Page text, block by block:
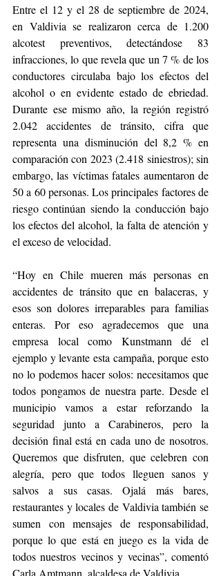
Entre el 12 y el 28 de septiembre de 2024,
en Valdivia se realizaron cerca de 1.200
alcotest preventivos, detectándose 83
infracciones, lo que revela que un 7 % de los
conductores circulaba bajo los efectos del
alcohol o en evidente estado de ebriedad.
Durante ese mismo año, la región registró
2.042 accidentes de tránsito, cifra que
representa una disminución del 8,2 % en
comparación con 2023 (2.418 siniestros); sin
embargo, las víctimas fatales aumentaron de
50 a 60 personas. Los principales factores de
riesgo continúan siendo la conducción bajo
los efectos del alcohol, la falta de atención y
el exceso de velocidad.
“Hoy en Chile mueren más personas en
accidentes de tránsito que en balaceras, y
esos son dolores irreparables para familias
enteras. Por eso agradecemos que una
empresa local como Kunstmann dé el
ejemplo y levante esta campaña, porque esto
no lo podemos hacer solos: necesitamos que
todos pongamos de nuestra parte. Desde el
municipio vamos a estar reforzando la
seguridad junto a Carabineros, pero la
decisión final está en cada uno de nosotros.
Queremos que disfruten, que celebren con
alegría, pero que todos lleguen sanos y
salvos a sus casas. Ojalá más bares,
restaurantes y locales de Valdivia también se
sumen con mensajes de responsabilidad,
porque lo que está en juego es la vida de
todos nuestros vecinos y vecinas”, comentó
Carla Amtmann, alcaldesa de Valdivia.